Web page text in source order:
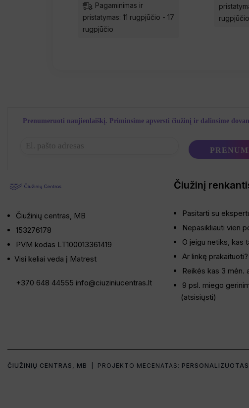
Pagaminimas ir
pristatymas: 11 rugpjūčio - 17
rugpjūčio
rugpjūčio
Prenumeruoti naujienlaiškį. Priminsime apversti čiužinį ir dalinsime
Čiužinių centras, MB
153276178
PVM kodas LT100013361419
Visi keliai veda į Matrest
+370 648 44555 info@ciuziniucentras.lt
Čiužinį
Pasitarti su
Nepasikliauti vien
O jeigu netiks, kas
Ar linkę prakaituoti?
Reikės kas 3 mėn.
9 psl. miego
(atsisiųsti)
ČIUŽINIŲ CENTRAS, MB | PROJEKTO MECENATAS: